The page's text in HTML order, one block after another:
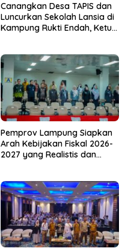
Canangkan Desa TAPIS dan
Luncurkan Sekolah Lansia di
Kampung Rukti Endah, Ketua
dari Desa
Pemprov Lampung Siapkan
Arah Kebijakan Fiskal 2026-
2027 yang Realistis dan